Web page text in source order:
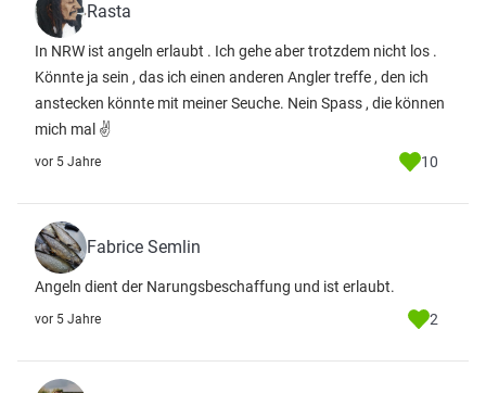
Rasta
In NRW ist angeln erlaubt . Ich gehe aber trotzdem nicht los .
Könnte ja sein , das ich einen anderen Angler treffe , den ich
anstecken könnte mit meiner Seuche. Nein Spass , die können
mich mal ✌
vor 5 Jahre 10
Fabrice Semlin
Angeln dient der Narungsbeschaffung und ist erlaubt.
vor 5 Jahre 2